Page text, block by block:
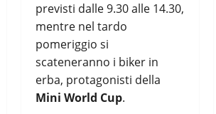
previsti dalle 9.30 alle 14.30,
mentre nel tardo
pomeriggio si
scateneranno i biker in
erba, protagonisti della
Mini World Cup.